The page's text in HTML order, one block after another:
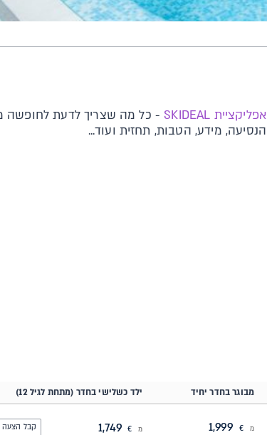
א​פליקציית SKIDEAL​​
- כל מה שצריך לדעת לחופשה
הנסיעה, מידע, הטבות, תחזית ועוד...
מבוגר בחדר יחיד ילד כשלישי בחדר (מתחת לגיל 12)
מ € מ € קבל הצעה